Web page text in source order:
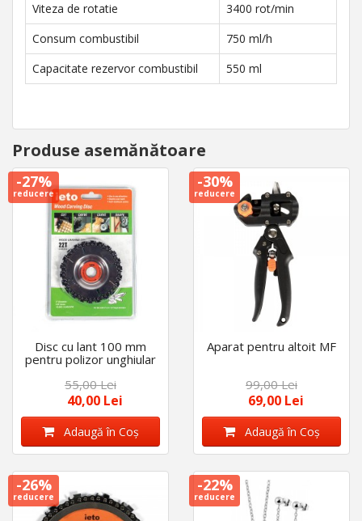
Viteza de rotatie
3400 rot/min
Consum combustibil
750 ml/h
Capacitate rezervor combustibil
550 ml
Produse asemănătoare
-27%
reducere
Disc cu lant 100 mm
pentru polizor unghiular
55,00 Lei
40,00 Lei
Adaugă în Coş
-30%
reducere
Aparat pentru altoit MF
99,00 Lei
69,00 Lei
Adaugă în Coş
-26%
reducere
-22%
reducere